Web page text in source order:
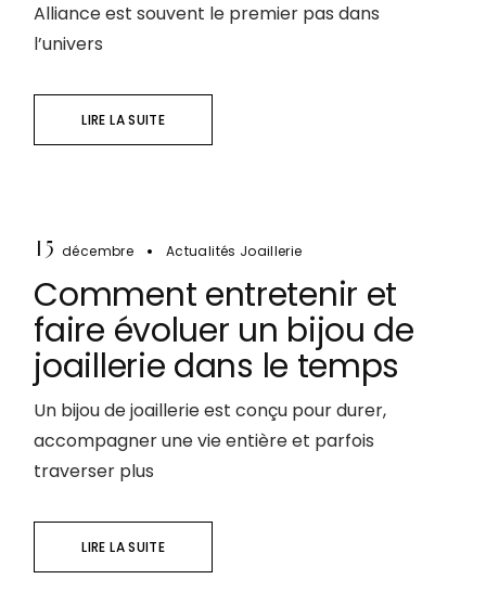
Alliance est souvent le premier pas dans
l’univers
LIRE LA SUITE
15 décembre Actualités Joaillerie
Comment entretenir et
faire évoluer un bijou de
joaillerie dans le temps
Un bijou de joaillerie est conçu pour durer,
accompagner une vie entière et parfois
traverser plus
LIRE LA SUITE